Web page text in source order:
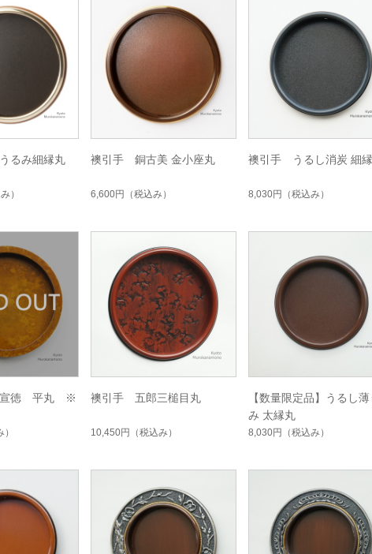
るみ細縁丸
）
襖引手 銅古美 金小座丸
6,600円 （税込み）
襖引手 うるし消炭 細
8,030円 （税込み）
宣徳 平丸 ※
襖引手 五郎三槌目丸
10,450円 （税込み）
【数量限定品】うるし薄
み 太縁丸
8,030円 （税込み）